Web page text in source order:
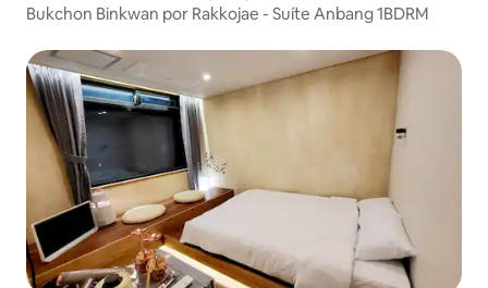
Bukchon Binkwan por Rakkojae - Suíte Anbang 1BDRM